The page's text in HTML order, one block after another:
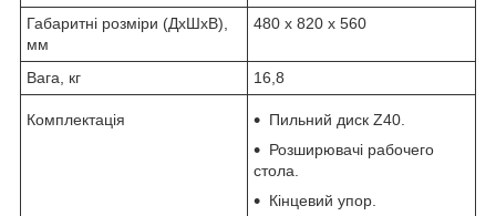
Габаритні розміри (ДхШхВ),
мм
480 х 820 х 560
Вага, кг 16,8
Комплектація
Пильний диск Z40.
Розширювачі рабочего
стола.
Кінцевий упор.